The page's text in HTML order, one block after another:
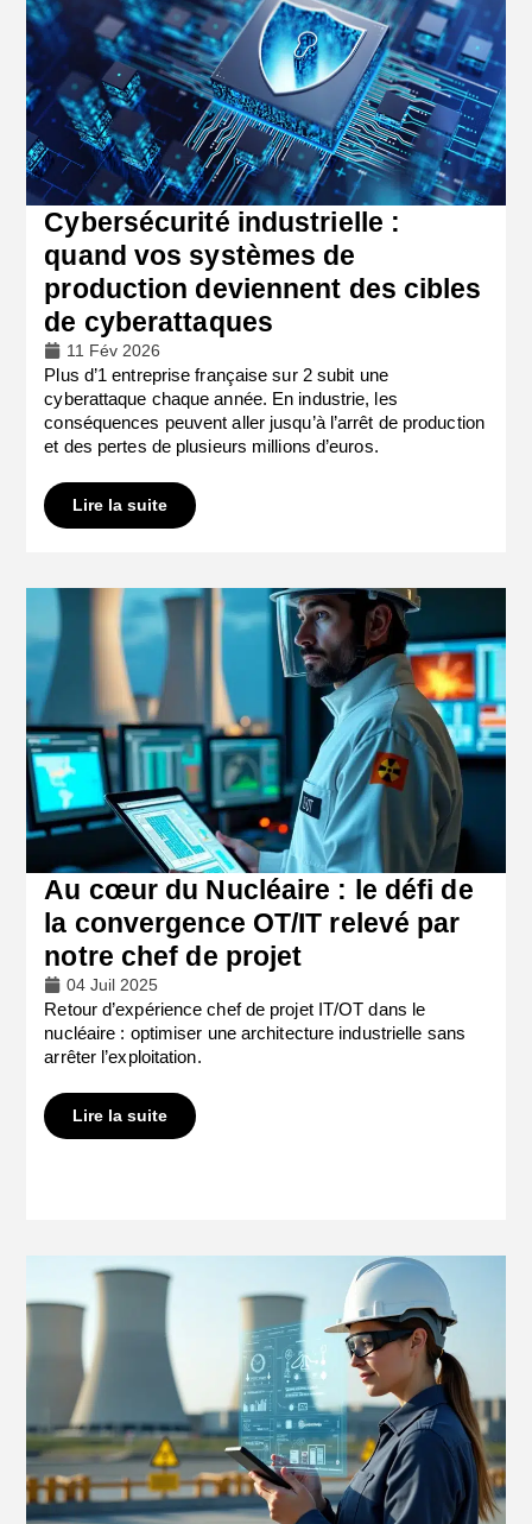
Cybersécurité industrielle :
quand vos systèmes de
production deviennent des cibles
de cyberattaques
11 Fév 2026
Plus d’1 entreprise française sur 2 subit une
cyberattaque chaque année. En industrie, les
conséquences peuvent aller jusqu’à l’arrêt de production
et des pertes de plusieurs millions d’euros.
Lire la suite
Au cœur du Nucléaire : le défi de
la convergence OT/IT relevé par
notre chef de projet
04 Juil 2025
Retour d’expérience chef de projet IT/OT dans le
nucléaire : optimiser une architecture industrielle sans
arrêter l’exploitation.
Lire la suite